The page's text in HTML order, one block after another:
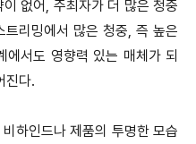
없어, 주최자가 더 많은 청중
리밍에서 많은 청중, 즉 높은
서도 영향력 있는 매체가 되
진다.
하인드나 제품의 투명한 모습